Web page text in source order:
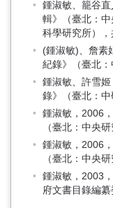
鍾淑敏、籠谷
輯》（臺北：
科學研究所），
(鍾淑敏)、詹素
紀錄》（臺北：
鍾淑敏、許雪
錄》（臺北：中
鍾淑敏，2006
（臺北：中央
鍾淑敏，2006
（臺北：中央
鍾淑敏，2003
府文書目錄編纂